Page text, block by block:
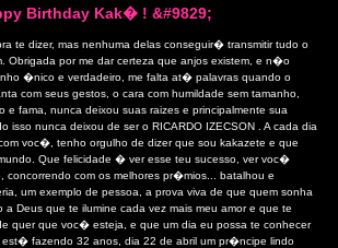
Birthday Kak� ! &#9829;
te dizer, mas nenhuma delas conseguir� transmitir tudo o
Obrigada por me dar certeza que anjos existem, e n�o
�nico e verdadeiro, me falta at� palavras quando o
com seus gestos, o cara com humildade sem tamanho,
e fama, nunca deixou suas raizes e principalmente sua
isso nunca deixou de ser o RICARDO IZECSON . A cada dia
voc�, tenho orgulho de dizer que sou kakazete e que
Que felicidade � ver esse teu sucesso, ver voc�
concorrendo com os melhores pr�mios... batalhou e
um exemplo de pessoa, a prova viva de que quem sonha
Deus que te ilumine cada vez mais meu amor e que te
quer que voc� esteja, e que um dia eu possa te conhecer
fazendo 32 anos, dia 22 de abril um pr�ncipe lindo